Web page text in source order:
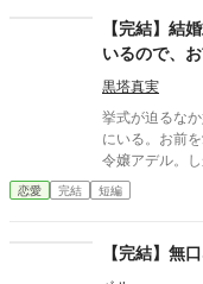
るつもりだっ
ッサにとって
【完結】結
いるので、
黒塔真実
挙式が迫るな
にいる。お前
令嬢アデル。
女性としての
大切な「心の
を受けるの
複投稿←【ジ
恋愛 完結 短編
【完結】無